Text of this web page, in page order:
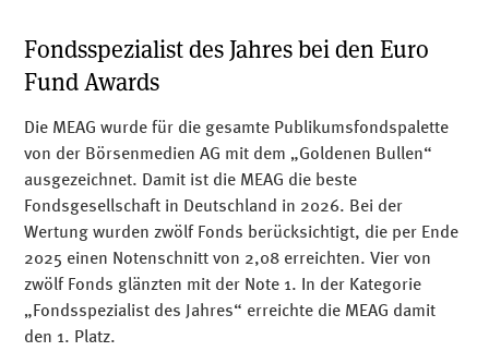
Fondsspezialist des Jahres bei den Euro
Fund Awards
Die MEAG wurde für die gesamte Publikumsfondspalette
von der Börsenmedien AG mit dem „Goldenen Bullen“
ausgezeichnet. Damit ist die MEAG die beste
Fondsgesellschaft in Deutschland in 2026. Bei der
Wertung wurden zwölf Fonds berücksichtigt, die per Ende
2025 einen Notenschnitt von 2,08 erreichten. Vier von
zwölf Fonds glänzten mit der Note 1. In der Kategorie
„Fondsspezialist des Jahres“ erreichte die MEAG damit
den 1. Platz.